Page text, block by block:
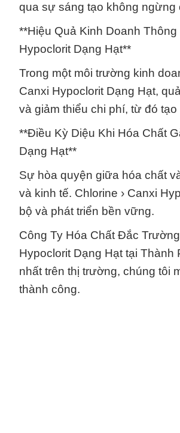
qua sự sáng tạo không ngừng
**Hiệu Quả Kinh Doanh
Hypoclorit Dạng Hạt**
Trong một môi trường kinh
Canxi Hypoclorit Dạng Hạt,
và giảm thiểu chi phí, từ đó
**Điều Kỳ Diệu Khi Hóa Chất
Dạng Hạt**
Sự hòa quyện giữa hóa chất
và kinh tế. Chlorine › Canxi
bộ và phát triển bền vững.
Công Ty Hóa Chất Đắc
Hypoclorit Dạng Hạt tại
nhất trên thị trường, chúng tôi
thành công.